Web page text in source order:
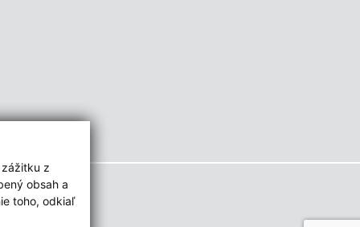
z
obsah a
toho, odkiaľ